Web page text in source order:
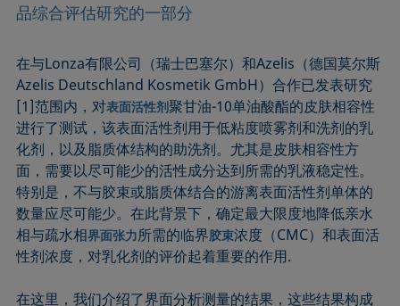
品综合评估研究的一部分
在与Lonza有限公司（瑞士巴塞尔）和Azelis（德国莫尔斯
Azelis Deutschland Kosmetik GmbH）合作已发表研究
[1]范围内，对表面活性剂聚甘油-10单油酸酯的皮肤相容性
进行了测试，该表面活性剂用于低粘度喷雾剂和洗剂的乳
化剂，以及脂质体结构的助洗剂。尤其是皮肤相容性方
面，需要以尽可能少的活性成分达到所需的乳液稳定性。
特别是，不与胶束或脂质体结合的游离表面活性剂单体的
数量应尽可能少。在此背景下，确定最大限度地降低亲水
相与疏水相界面张力所需的临界胶束浓度（CMC）和表面活
性剂浓度，对乳化剂的评价起着重要的作用.
在这里，我们介绍了界面分析测量的结果，这些结果构成